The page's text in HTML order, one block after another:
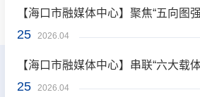
25 2026.04
25 2026.04